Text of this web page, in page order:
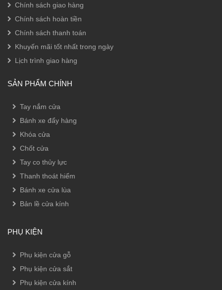
Chính sách giao hàng
Chính sách hoàn tiền
Chính sách thanh toán
Khuyến mãi tốt nhất trong ngày
Lịch trình giao hàng
SẢN PHẨM CHÍNH
Tay nắm cửa
Bánh xe đẩy hàng
Khóa cửa
Chốt cửa
Tay co thủy lực
Thanh thoát hiểm
Bánh xe cửa lùa
Bản lề cửa kính
PHỤ KIỆN
Phụ kiện cửa gỗ
Phụ kiện cửa sắt
Phụ kiện cửa kính